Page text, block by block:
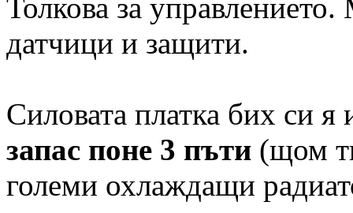
Толкова за
датчици и защити.
Силовата платка бих си
запас поне 3 пъти (щом
големи охлаждащи